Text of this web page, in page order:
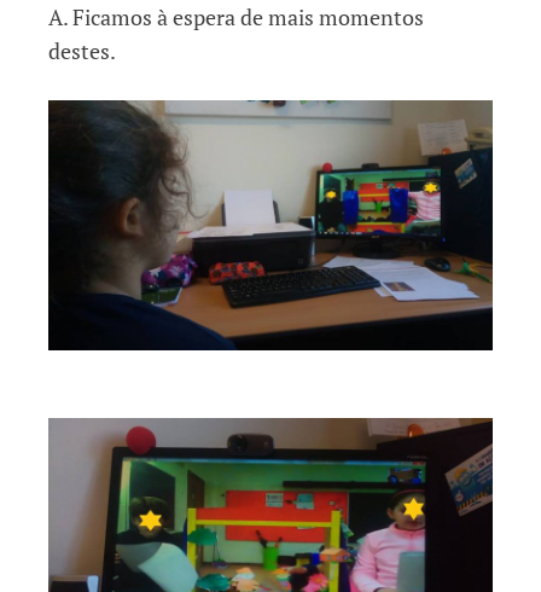
A. Ficamos à espera de mais momentos
destes.